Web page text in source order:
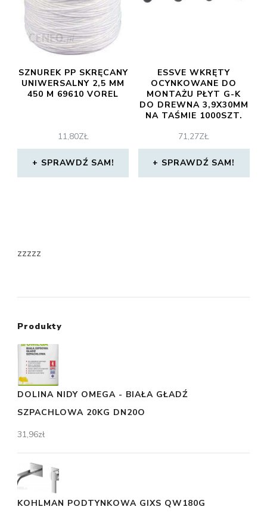
SZNUREK PP SKRĘCANY
UNIWERSALNY 2,5 MM
450 M 69610 VOREL
11,80ZŁ
SPRAWDŹ SAM!
ESSVE WKRĘTY
OCYNKOWANE DO
MONTAŻU PŁYT G-K
DO DREWNA 3,9X30MM
NA TAŚMIE 1000SZT.
71,27ZŁ
SPRAWDŹ SAM!
zzzzz
Produkty
DOLINA NIDY OMEGA - BIAŁA GŁADŹ
SZPACHLOWA 20KG DN20O
31,96zł
KOHLMAN PODTYNKOWA GIXS QW180G